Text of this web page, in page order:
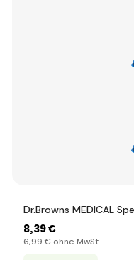
Dr.Browns MEDICAL
8,39 €
6,99 € ohne MwSt